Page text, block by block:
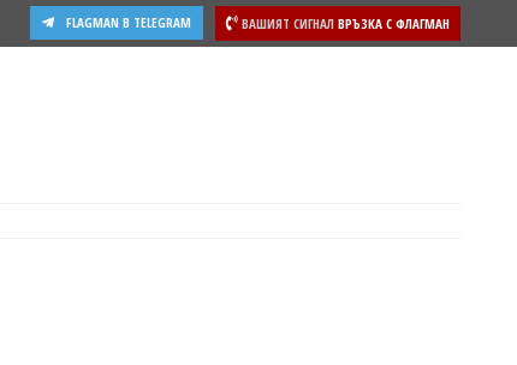
ВАШИЯТ СИГНАЛ ВРЪЗКА С ФЛАГМАН
FLAGMAN В TELEGRAM